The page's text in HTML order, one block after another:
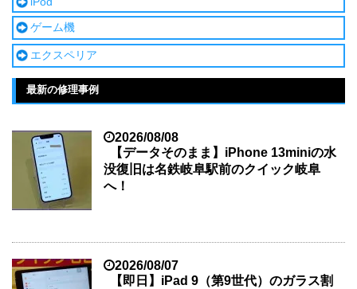
ゲーム機
エクスペリア
最新の修理事例
2026/08/08
【データそのまま】iPhone 13miniの水
没復旧は名鉄岐阜駅前のクイック岐阜
へ！
2026/08/07
【即日】iPad 9（第9世代）のガラス割